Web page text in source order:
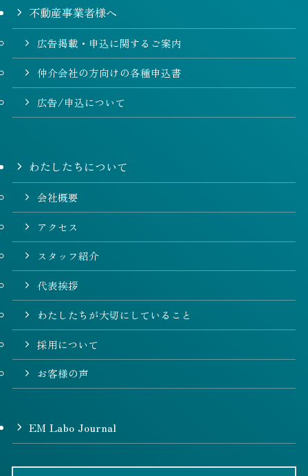
不動産事業者様へ
広告掲載・申込に関するご案内
仲介会社の方向けの各種申込書
広告/申込について
わたしたちについて
会社概要
アクセス
スタッフ紹介
代表挨拶
わたしたちが大切にしていること
採用について
お客様の声
EM Labo Journal